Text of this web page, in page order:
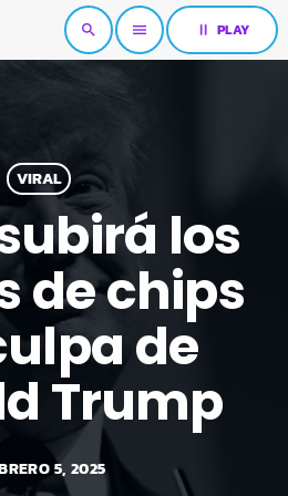
search menu pause PLAY
VIRAL
los
de chips
de
Trump
5, 2025